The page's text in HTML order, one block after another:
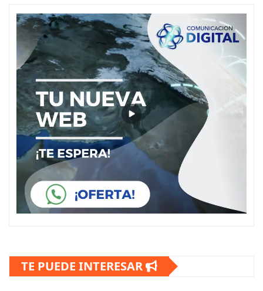
TE PUEDE INTERESAR